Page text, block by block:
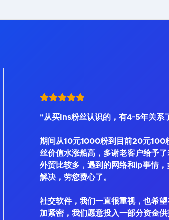
"从买Ins粉丝认识的，有4~5年关系
期间从10元1000粉到目前20元100
丝价值水涨船高，多谢老客户给予
外贸比较多，遇到的网络和ip事情
解决，劳您费心了。
社交软件，我们一直很重视，也希
加紧密，我们愿意投入一部分资金